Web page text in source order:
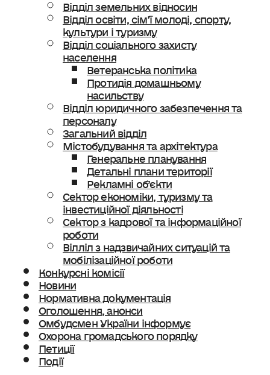
Відділ земельних відносин
Відділ освіти, сімʼї молоді, спорту,
культури і туризму
Відділ соціального захисту
населення
Ветеранська політика
Протидія домашньому
насильству
Відділ юридичного забезпечення та
персоналу
Загальний відділ
Містобудування та архітектура
Генеральне планування
Детальні плани території
Рекламні об’єкти
Сектор економіки, туризму та
інвестиційної діяльності
Сектор з кадрової та інформаційної
роботи
Вілліл з надзвичайних ситуацій та
мобілізаційної роботи
Конкурсні комісії
Новини
Нормативна документація
Оголошення, анонси
Омбудсмен України інформує
Охорона громадського порядку
Петиції
Події